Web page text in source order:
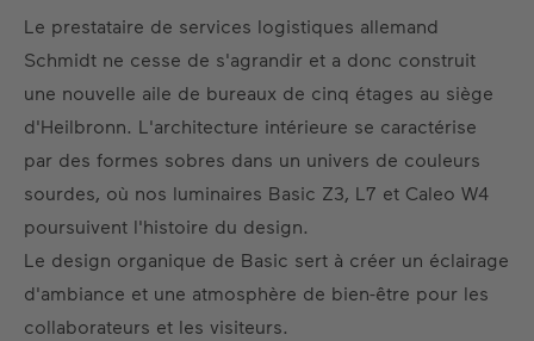
Le prestataire de services logistiques allemand
Schmidt ne cesse de s'agrandir et a donc construit
une nouvelle aile de bureaux de cinq étages au siège
d'Heilbronn. L'architecture intérieure se caractérise
par des formes sobres dans un univers de couleurs
sourdes, où nos luminaires Basic Z3, L7 et Caleo W4
poursuivent l'histoire du design.
Le design organique de Basic sert à créer un éclairage
d'ambiance et une atmosphère de bien-être pour les
collaborateurs et les visiteurs.